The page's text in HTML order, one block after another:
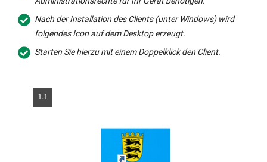
Nach der Installation des Clients (unter Windows) wird
folgendes Icon auf dem Desktop erzeugt.
Starten Sie hierzu mit einem Doppelklick den Client.
1.1